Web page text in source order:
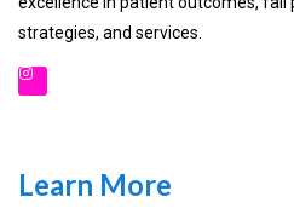
strategies, and services.
Learn More